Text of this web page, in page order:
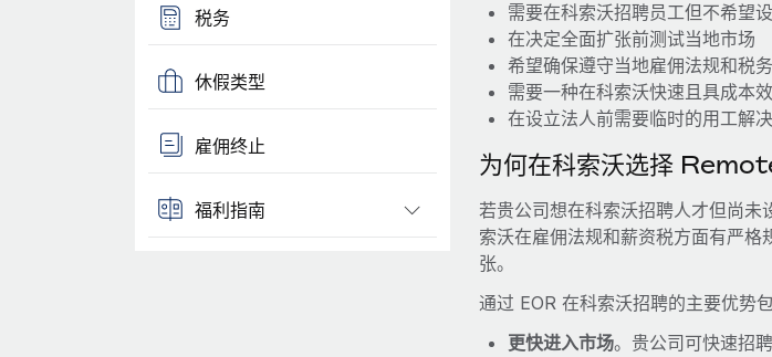
税务
休假类型
雇佣终止
福利指南
需要在科索沃招聘员工但不希望
在决定全面扩张前测试当地市场
希望确保遵守当地雇佣法规和税
需要一种在科索沃快速且具成本
在设立法人前需要临时的用工解
为何在科索沃选择
若贵公司想在科索沃招聘人才但尚
索沃在雇佣法规和薪资税方面有严
张。
通过 EOR 在科索沃招聘的主要优势包
更快进入市场。贵公司可快速招